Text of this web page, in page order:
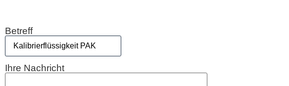
Betreff
Ihre Nachricht